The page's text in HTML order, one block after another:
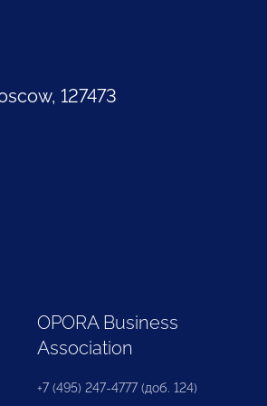
127473
OPORA Business
Association
+7 (495) 247-4777 (доб. 124)